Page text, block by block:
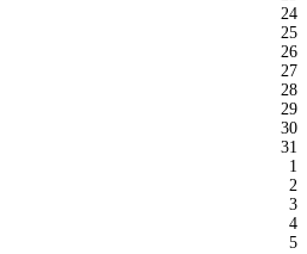
24
25
26
27
28
29
30
31
1
2
3
4
5